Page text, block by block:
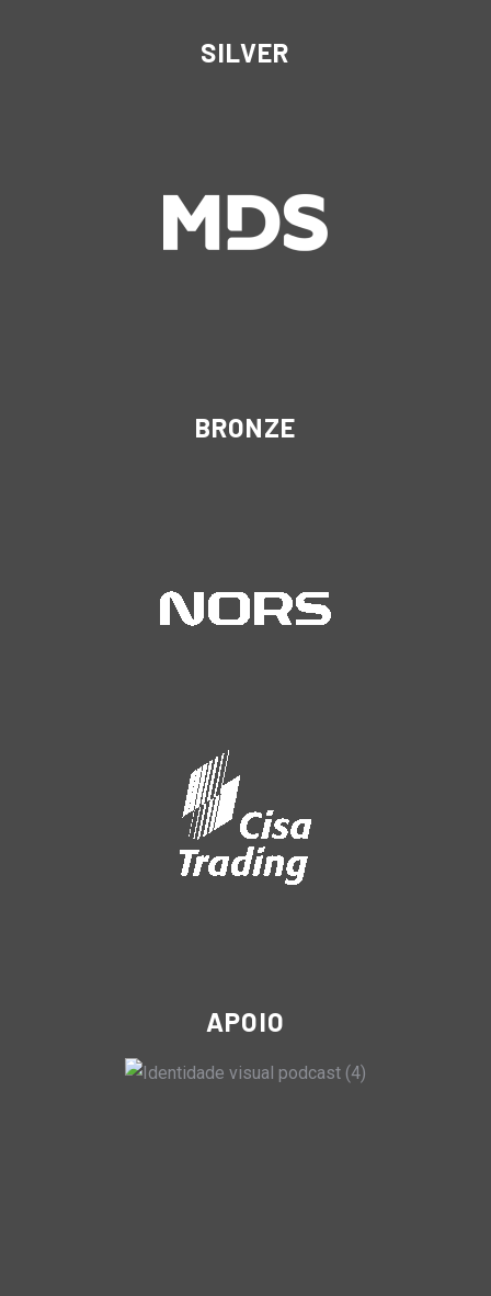
SILVER
BRONZE
APOIO